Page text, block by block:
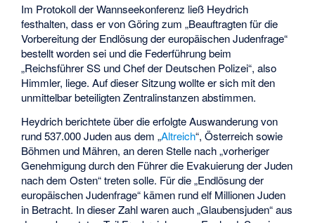
Im Protokoll der Wannseekonferenz ließ Heydrich
festhalten, dass er von Göring zum „Beauftragten für die
Vorbereitung der Endlösung der europäischen Judenfrage“
bestellt worden sei und die Federführung beim
„Reichsführer SS und Chef der Deutschen Polizei“, also
Himmler, liege. Auf dieser Sitzung wollte er sich mit den
unmittelbar beteiligten Zentralinstanzen abstimmen.
Heydrich berichtete über die erfolgte Auswanderung von
rund 537.000 Juden aus dem „Altreich“, Österreich sowie
Böhmen und Mähren, an deren Stelle nach „vorheriger
Genehmigung durch den Führer die Evakuierung der Juden
nach dem Osten“ treten solle. Für die „Endlösung der
europäischen Judenfrage“ kämen rund elf Millionen Juden
in Betracht. In dieser Zahl waren auch „Glaubensjuden“ aus